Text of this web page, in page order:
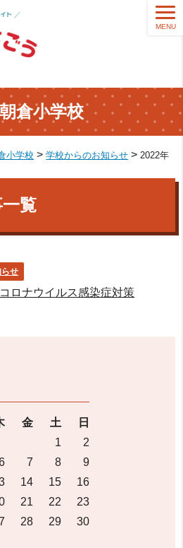
朝倉小学校
MENU
小学校 >学校からのお知らせ > 2022年
覧
らせ
ロナウイルス感染症対策
金 土
日
1
2
7 8
9
14 15
16
21 22
23
28 29
30